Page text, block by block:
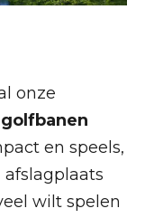
onze
en speels,
wilt spelen